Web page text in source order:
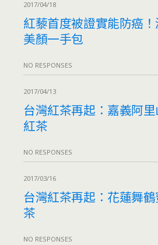
2017/04/18
紅藜首度被證實能防癌！
美顏一手包
NO RESPONSES
2017/04/13
台灣紅茶再起：嘉義阿
紅茶
NO RESPONSES
2017/03/16
台灣紅茶再起：花蓮舞
茶
NO RESPONSES